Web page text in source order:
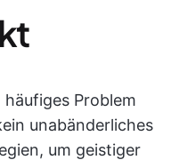
Problem
unabänderliches
um geistiger